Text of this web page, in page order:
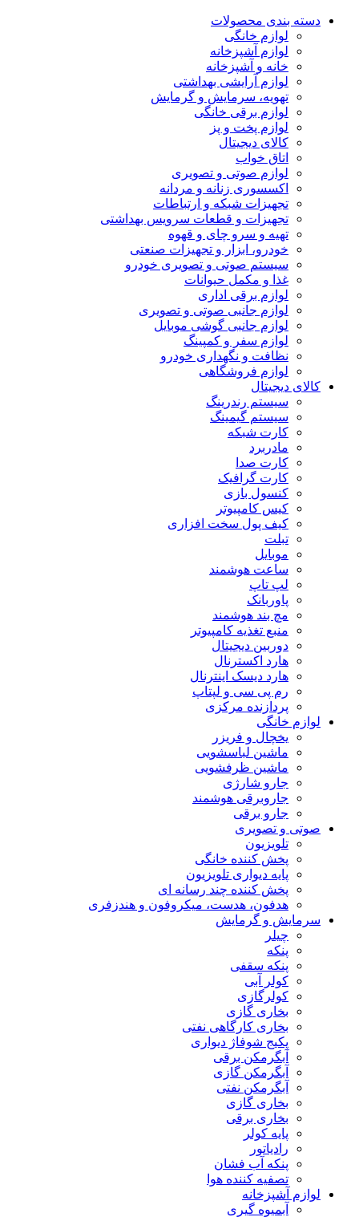
دسته بندی محصولات
لوازم خانگی
لوازم آشپزخانه
خانه و آشپزخانه
لوازم آرایشی بهداشتی
تهویه، سرمایش و گرمایش
لوازم برقی خانگی
لوازم پخت و پز
کالای دیجیتال
اتاق خواب
لوازم صوتی و تصویری
اکسسوری زنانه و مردانه
تجهیزات شبکه و ارتباطات
تجهیزات و قطعات سرویس بهداشتی
تهیه و سرو چای و قهوه
خودرو، ابزار و تجهیزات صنعتی
سیستم صوتی و تصویری خودرو
غذا و مکمل حیوانات
لوازم برقی اداری
لوازم جانبی صوتی و تصویری
لوازم جانبی گوشی موبایل
لوازم سفر و کمپینگ
نظافت و نگهداری خودرو
لوازم فروشگاهی
کالای دیجیتال
سیستم رندرینگ
سیستم گیمینگ
کارت شبکه
مادربرد
کارت صدا
کارت گرافیک
کنسول بازی
کیس کامپیوتر
کیف پول سخت افزاری
تبلت
موبایل
ساعت هوشمند
لپ تاپ
پاوربانک
مچ بند هوشمند
منبع تغذیه کامپیوتر
دوربین دیجیتال
هارد اکسترنال
هارد دیسک اینترنال
رم پی سی و لپتاپ
پردازنده مرکزی
لوازم خانگی
یخچال و فریزر
ماشین لباسشویی
ماشین ظرفشویی
جارو شارژی
جاروبرقی هوشمند
جارو برقی
صوتی و تصویری
تلویزیون
پخش کننده خانگی
پایه دیواری تلویزیون
پخش کننده چند رسانه ای
هدفون، هدست، میکروفون و هندزفری
سرمایش و گرمایش
چیلر
پنکه
پنکه سقفی
کولر آبی
کولرگازی
بخاری گازی
بخاری کارگاهی نفتی
پکیج شوفاژ دیواری
آبگرمکن برقی
آبگرمکن گازی
آبگرمکن نفتی
بخاری گازی
بخاری برقی
پایه کولر
رادیاتور
پنکه آب فشان
تصفیه کننده هوا
لوازم آشپزخانه
آبمیوه گیری